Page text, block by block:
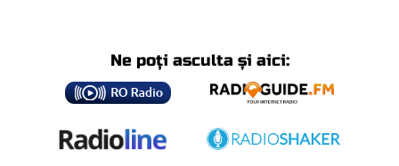
Ne poți asculta și aici: